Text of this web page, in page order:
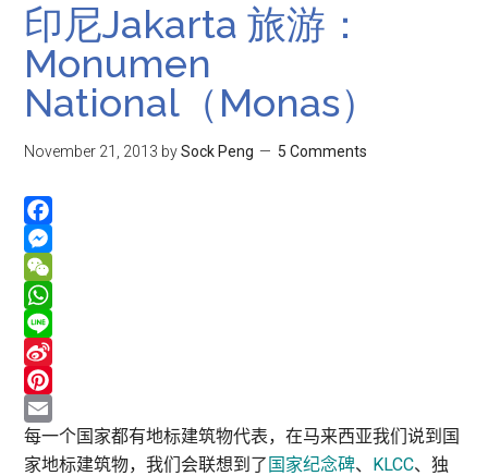
印尼Jakarta 旅游：
Monumen
National（Monas）
November 21, 2013 bySock Peng 5 Comments
Facebook
Messenger
WeChat
WhatsApp
Line
Sina
Weibo
Pinterest
Email
每一个国家都有地标建筑物代表，在马来西亚我们说到国
家地标建筑物，我们会联想到了 国家纪念碑、 KLCC、独